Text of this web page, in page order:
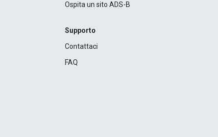
Ospita un sito ADS-B
Supporto
Contattaci
FAQ